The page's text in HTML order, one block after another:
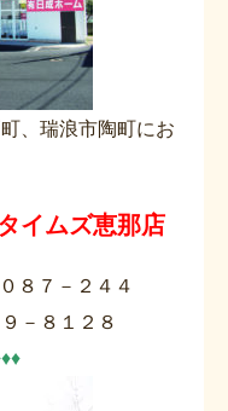
、瑞浪市陶町にお
イムズ恵那店
８７－２４４
－８１２８